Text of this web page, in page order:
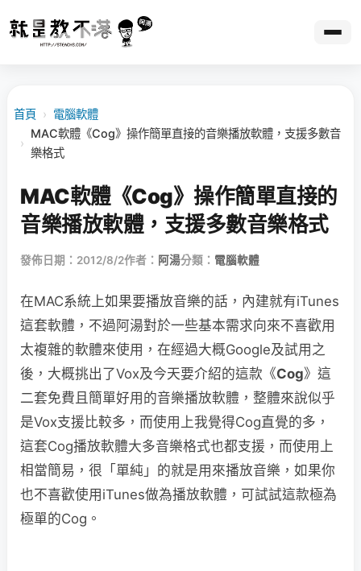
首頁 › 電腦軟體
›
MAC軟體《Cog》操作簡單直接的音樂播放軟體，支援多數音
樂格式
MAC軟體《Cog》操作簡單直接的
音樂播放軟體，支援多數音樂格式
發佈日期：2012/8/2作者： 阿湯分類： 電腦軟體
在MAC系統上如果要播放音樂的話，內建就有iTunes
這套軟體，不過阿湯對於一些基本需求向來不喜歡用
太複雜的軟體來使用，在經過大概Google及試用之
後，大概挑出了Vox及今天要介紹的這款《Cog》這
二套免費且簡單好用的音樂播放軟體，整體來說似乎
是Vox支援比較多，而使用上我覺得Cog直覺的多，
這套Cog播放軟體大多音樂格式也都支援，而使用上
相當簡易，很「單純」的就是用來播放音樂，如果你
也不喜歡使用iTunes做為播放軟體，可試試這款極為
極單的Cog。